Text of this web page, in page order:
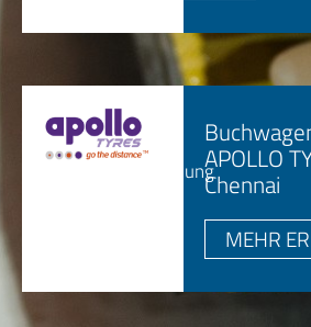
BuchwagenentladungAPOLLO
Chennai
MEHR